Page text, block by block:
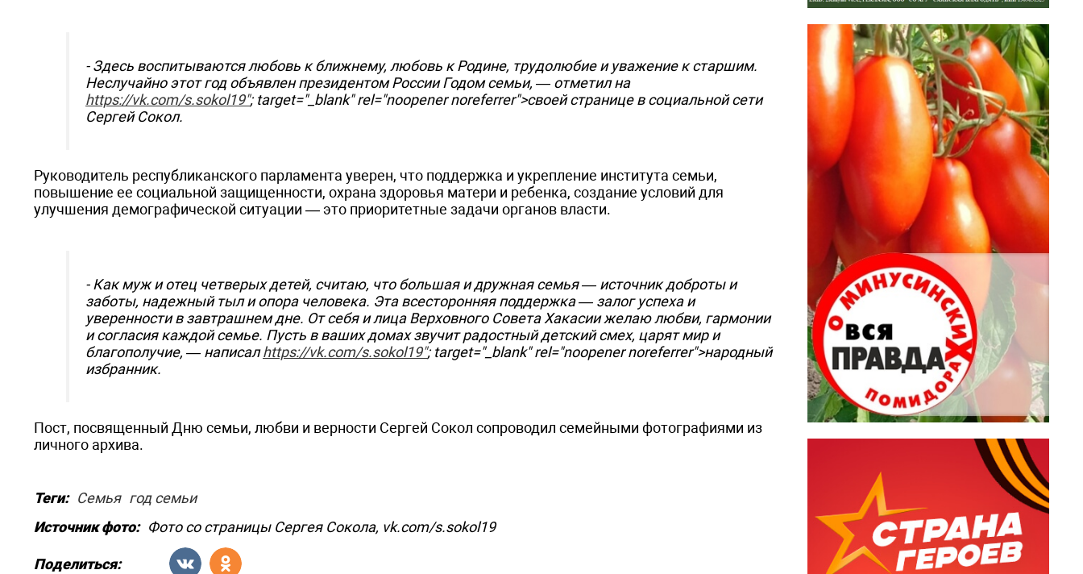
- Здесь воспитываются любовь к ближнему, любовь к Родине, трудолюбие и уважение к старшим.
Неслучайно этот год объявлен президентом России Годом семьи, — отметил на
https://vk.com/s.sokol19"; target="_blank" rel="noopener noreferrer">своей странице в социальной сети
Сергей Сокол.
Руководитель республиканского парламента уверен, что поддержка и укрепление института семьи,
повышение ее социальной защищенности, охрана здоровья матери и ребенка, создание условий для
улучшения демографической ситуации — это приоритетные задачи органов власти.
- Как муж и отец четверых детей, считаю, что большая и дружная семья — источник доброты и
заботы, надежный тыл и опора человека. Эта всесторонняя поддержка — залог успеха и
уверенности в завтрашнем дне. От себя и лица Верховного Совета Хакасии желаю любви, гармонии
и согласия каждой семье. Пусть в ваших домах звучит радостный детский смех, царят мир и
благополучие, — написалhttps://vk.com/s.sokol19"; target="_blank" rel="noopener noreferrer">народный
избранник.
Пост, посвященный Дню семьи, любви и верности Сергей Сокол сопроводил семейными фотографиями из
личного архива.
Теги: Семья год семьи
Источник фото: Фото со страницы Сергея Сокола, vk.com/s.sokol19
Поделиться: